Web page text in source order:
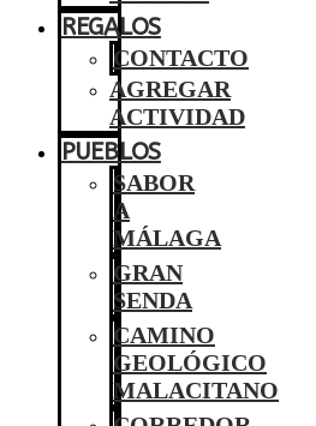
REGALOS
CONTACTO
AGREGAR
ACTIVIDAD
PUEBLOS
SABOR
A
MÁLAGA
GRAN
SENDA
CAMINO
GEOLÓGICO
MALACITANO